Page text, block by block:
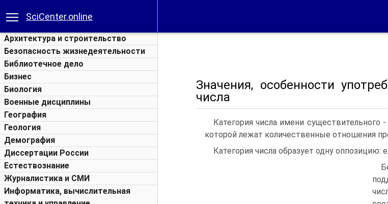
SciCenter.online
Архитектура и строительство
Безопасность жизнедеятельности
Библиотечное дело
Бизнес
Биология
Военные дисциплины
География
Геология
Демография
Диссертации России
Естествознание
Журналистика и СМИ
Информатика, вычислительная
Значения, особенности
числа
Категория числа имени существительного
которой лежат количественные отношения
Категория числа образует одну